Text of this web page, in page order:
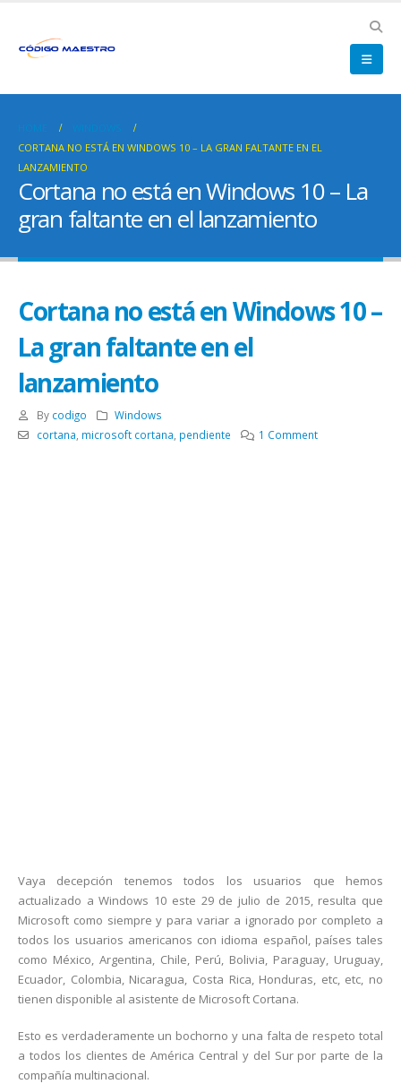
HOME
WINDOWS
CORTANA NO ESTÁ EN WINDOWS 10 – LA GRAN FALTANTE EN EL
LANZAMIENTO
Cortana no está en Windows 10 – La
gran faltante en el lanzamiento
Cortana no está en Windows 10 –
La gran faltante en el
lanzamiento
By codigo
Windows
cortana microsoft cortana pendiente 1 Comment
Vaya decepción tenemos todos los usuarios que hemos
actualizado a Windows 10 este 29 de julio de 2015, resulta que
Microsoft como siempre y para variar a ignorado por completo a
todos los usuarios americanos con idioma español, países tales
como México, Argentina, Chile, Perú, Bolivia, Paraguay, Uruguay,
Ecuador, Colombia, Nicaragua, Costa Rica, Honduras, etc, etc, no
tienen disponible al asistente de Microsoft Cortana.
Esto es verdaderamente un bochorno y una falta de respeto total
a todos los clientes de América Central y del Sur por parte de la
compañía multinacional.